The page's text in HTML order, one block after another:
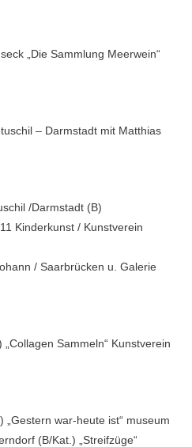
„Die Sammlung Meerwein“
– Darmstadt mit Matthias
/Darmstadt (B)
Kinderkunst / Kunstverein
/ Saarbrücken u. Galerie
Sammeln“ Kunstverein
„Gestern war-heute ist“ museum
(B/Kat.) „Streifzüge“